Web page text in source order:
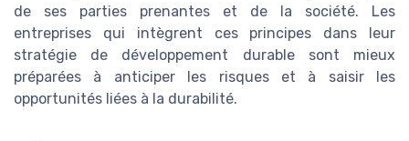
de ses parties prenantes et de la société. Les
entreprises qui intègrent ces principes dans leur
stratégie de développement durable sont mieux
préparées à anticiper les risques et à saisir les
opportunités liées à la durabilité.